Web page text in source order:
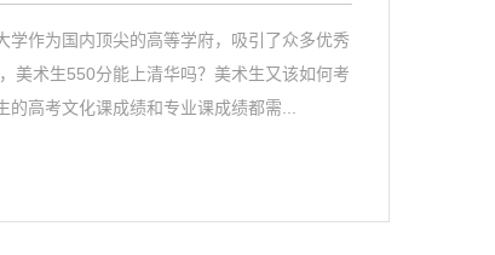
作为国内顶尖的高等学府，吸引了众多优秀
美术生550分能上清华吗？美术生又该如何考
高考文化课成绩和专业课成绩都需...